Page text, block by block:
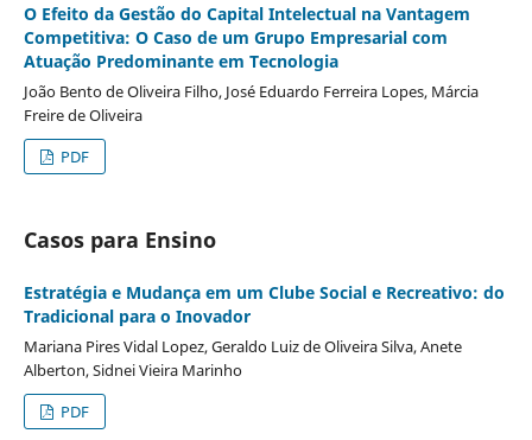
O Efeito da Gestão do Capital Intelectual na Vantagem
Competitiva: O Caso de um Grupo Empresarial com
Atuação Predominante em Tecnologia
João Bento de Oliveira Filho, José Eduardo Ferreira Lopes, Márcia
Freire de Oliveira
PDF
Casos para Ensino
Estratégia e Mudança em um Clube Social e Recreativo: do
Tradicional para o Inovador
Mariana Pires Vidal Lopez, Geraldo Luiz de Oliveira Silva, Anete
Alberton, Sidnei Vieira Marinho
PDF